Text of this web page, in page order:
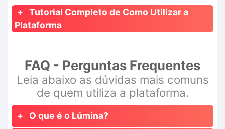
Tutorial Completo de Como Utilizar a
Plataforma
FAQ - Perguntas Frequentes
Leia abaixo as dúvidas mais comuns
de quem utiliza a plataforma.
O que é o Lúmina?